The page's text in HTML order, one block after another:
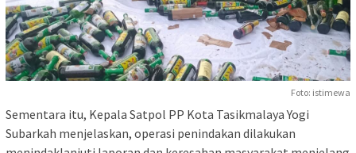
Foto: istimewa
Sementara itu, Kepala Satpol PP Kota Tasikmalaya Yogi
Subarkah menjelaskan, operasi penindakan dilakukan